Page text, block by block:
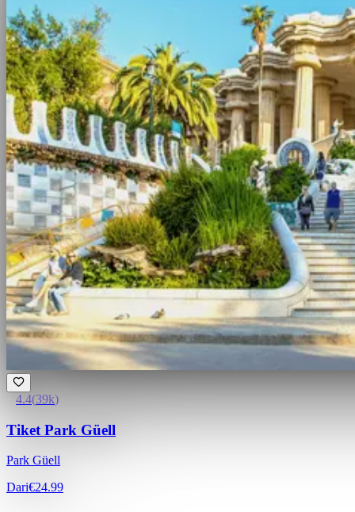
4.4(39k)
Tiket Park Güell
Park Güell
Dari€24.99